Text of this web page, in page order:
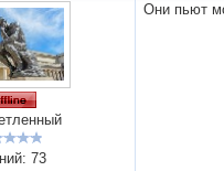
73
Они пьют